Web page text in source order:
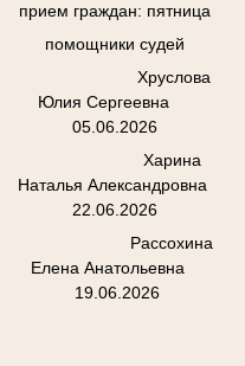
прием граждан: пятница
помощники судей
Хруслова
Юлия Сергеевна
05.06.2026
Харина
Наталья Александровна
22.06.2026
Рассохина
Елена Анатольевна
19.06.2026